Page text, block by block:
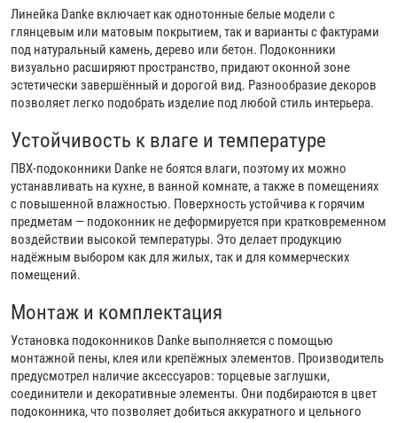
Линейка Danke включает как однотонные белые модели с
глянцевым или матовым покрытием, так и варианты с фактурами
под натуральный камень, дерево или бетон. Подоконники
визуально расширяют пространство, придают оконной зоне
эстетически завершённый и дорогой вид. Разнообразие декоров
позволяет легко подобрать изделие под любой стиль интерьера.
Устойчивость к влаге и температуре
ПВХ-подоконники Danke не боятся влаги, поэтому их можно
устанавливать на кухне, в ванной комнате, а также в помещениях
с повышенной влажностью. Поверхность устойчива к горячим
предметам — подоконник не деформируется при кратковременном
воздействии высокой температуры. Это делает продукцию
надёжным выбором как для жилых, так и для коммерческих
помещений.
Монтаж и комплектация
Установка подоконников Danke выполняется с помощью
монтажной пены, клея или крепёжных элементов. Производитель
предусмотрел наличие аксессуаров: торцевые заглушки,
соединители и декоративные элементы. Они подбираются в цвет
подоконника, что позволяет добиться аккуратного и цельного